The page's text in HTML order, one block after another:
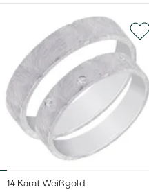
14 Karat Weißgold